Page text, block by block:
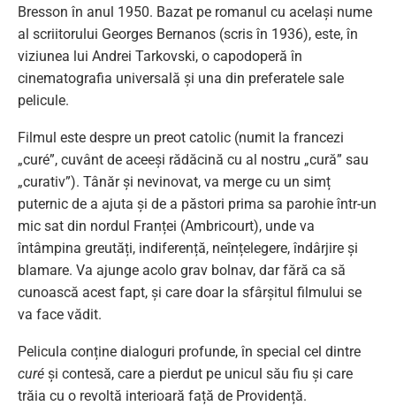
Bresson în anul 1950. Bazat pe romanul cu același nume
al scriitorului Georges Bernanos (scris în 1936), este, în
viziunea lui Andrei Tarkovski, o capodoperă în
cinematografia universală și una din preferatele sale
pelicule.
Filmul este despre un preot catolic (numit la francezi
„curé”, cuvânt de aceeși rădăcină cu al nostru „cură” sau
„curativ”). Tânăr și nevinovat, va merge cu un simț
puternic de a ajuta și de a păstori prima sa parohie într-un
mic sat din nordul Franței (Ambricourt), unde va
întâmpina greutăți, indiferență, neînțelegere, îndârjire și
blamare. Va ajunge acolo grav bolnav, dar fără ca să
cunoască acest fapt, și care doar la sfârșitul filmului se
va face vădit.
Pelicula conține dialoguri profunde, în special cel dintre
curé și contesă, care a pierdut pe unicul său fiu și care
trăia cu o revoltă interioară față de Providență.